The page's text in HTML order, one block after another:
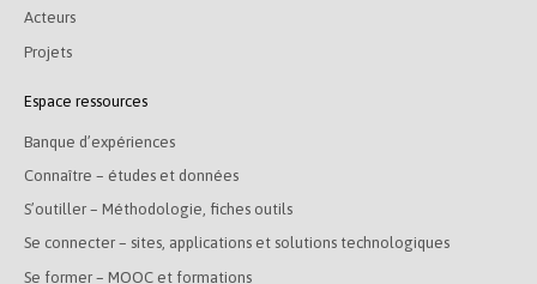
Acteurs
Projets
Espace ressources
Banque d’expériences
Connaître – études et données
S’outiller – Méthodologie, fiches outils
Se connecter – sites, applications et solutions technologiques
Se former – MOOC et formations